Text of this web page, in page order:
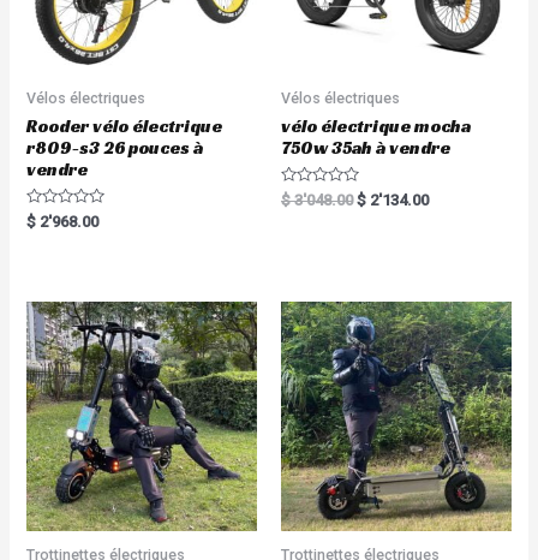
Vélos électriques
Rooder vélo électrique
r809-s3 26 pouces à
vendre
R
a
o
u
t
o
f
5
$ 2'968.00
Vélos électriques
vélo électrique mocha
750w 35ah à vendre
R
a
t
o
f
5
$3'048.00 $ 2'134.00
Trottinettes électriques Trottinettes électriques